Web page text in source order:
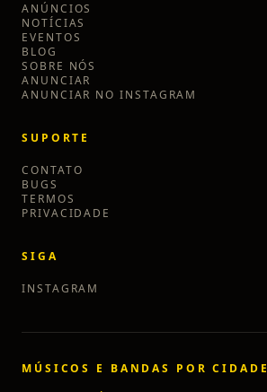
ANÚNCIOS
NOTÍCIAS
EVENTOS
BLOG
SOBRE NÓS
ANUNCIAR
ANUNCIAR NO INSTAGRAM
SUPORTE
CONTATO
BUGS
TERMOS
PRIVACIDADE
SIGA
INSTAGRAM
MÚSICOS E BANDAS POR CIDADE